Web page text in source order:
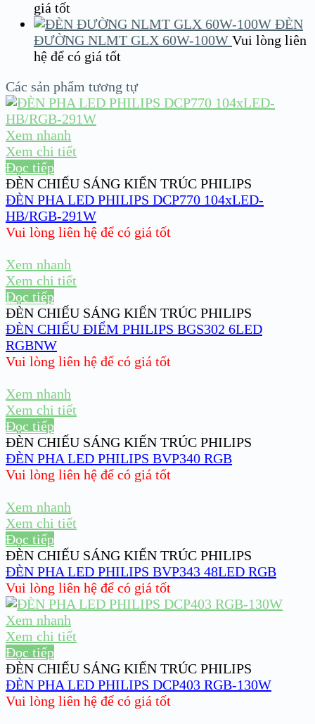
giá tốt
ĐÈN
ĐƯỜNG NLMT GLX 60W-100W Vui lòng liên
hệ để có giá tốt
Các sản phẩm tương tự
Xem nhanh
Xem chi tiết
Đọc tiếp
ĐÈN CHIẾU SÁNG KIẾN TRÚC PHILIPS
ĐÈN PHA LED PHILIPS DCP770 104xLED-
HB/RGB-291W
Vui lòng liên hệ để có giá tốt
Xem nhanh
Xem chi tiết
Đọc tiếp
ĐÈN CHIẾU SÁNG KIẾN TRÚC PHILIPS
ĐÈN CHIẾU ĐIỂM PHILIPS BGS302 6LED
RGBNW
Vui lòng liên hệ để có giá tốt
Xem nhanh
Xem chi tiết
Đọc tiếp
ĐÈN CHIẾU SÁNG KIẾN TRÚC PHILIPS
ĐÈN PHA LED PHILIPS BVP340 RGB
Vui lòng liên hệ để có giá tốt
Xem nhanh
Xem chi tiết
Đọc tiếp
ĐÈN CHIẾU SÁNG KIẾN TRÚC PHILIPS
ĐÈN PHA LED PHILIPS BVP343 48LED RGB
Vui lòng liên hệ để có giá tốt
Xem nhanh
Xem chi tiết
Đọc tiếp
ĐÈN CHIẾU SÁNG KIẾN TRÚC PHILIPS
ĐÈN PHA LED PHILIPS DCP403 RGB-130W
Vui lòng liên hệ để có giá tốt